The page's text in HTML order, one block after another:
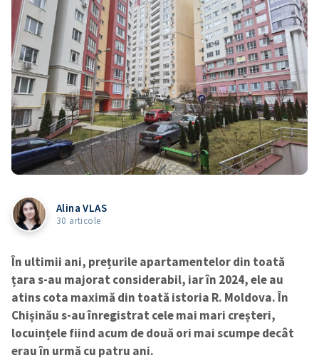
Alina VLAS
30 articole
În ultimii ani, prețurile apartamentelor din toată
țara s-au majorat considerabil, iar în 2024, ele au
atins cota maximă din toată istoria R. Moldova. În
Chișinău s-au înregistrat cele mai mari creșteri,
locuințele fiind acum de două ori mai scumpe decât
erau în urmă cu patru ani.